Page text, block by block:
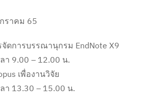
ราคม 65
ดการบรรณานุกรม EndNote X9
า 9.00 – 12.00 น.
เพื่องานวิจัย
า 13.30 – 15.00 น.